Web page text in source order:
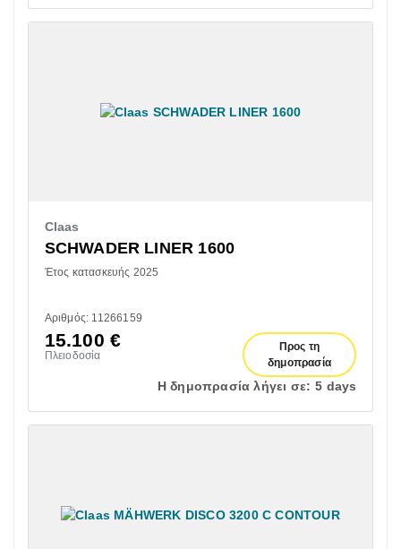
Claas
SCHWADER LINER 1600
Έτος κατασκευής 2025
Αριθμός: 11266159
15.100 €
Πλειοδοσία
Προς τη
δημοπρασία
Η δημοπρασία λήγει σε: 5 days